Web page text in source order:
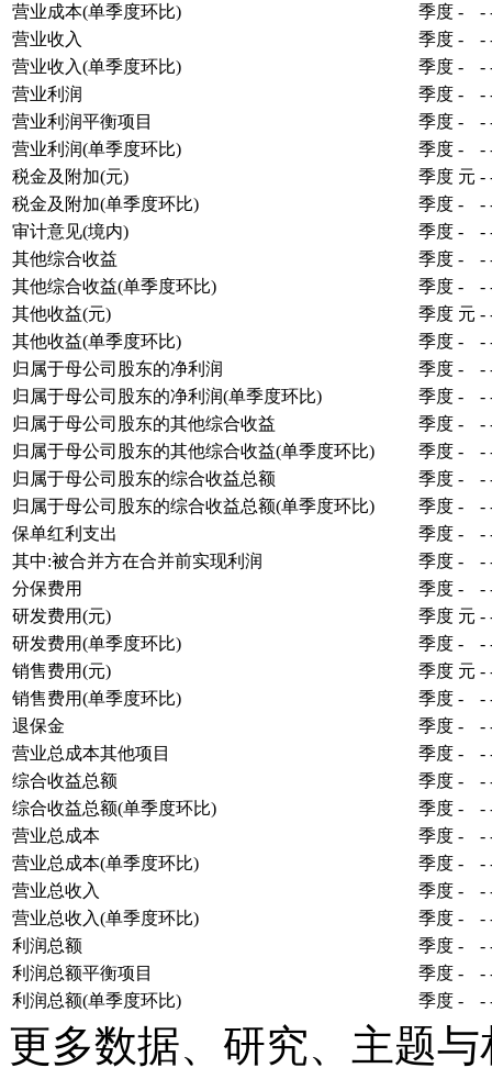
营业成本(单季度环比) 季度 - -
营业收入
季度 - -
营业收入(单季度环比)
季度 - -
营业利润
季度 - -
营业利润平衡项目
季度 - -
营业利润(单季度环比)
季度 - -
税金及附加(元)
季度 元 -
税金及附加(单季度环比)
季度 - -
审计意见(境内)
季度 - -
其他综合收益
季度 - -
其他综合收益(单季度环比)
季度 - -
其他收益(元)
季度 元 -
其他收益(单季度环比)
季度 - -
归属于母公司股东的净利润
季度 - -
归属于母公司股东的净利润(单季度环比)
季度 - -
归属于母公司股东的其他综合收益
季度 - -
归属于母公司股东的其他综合收益(单季度环比)
季度 - -
归属于母公司股东的综合收益总额
季度 - -
归属于母公司股东的综合收益总额(单季度环比)
季度 - -
保单红利支出
季度 - -
其中:被合并方在合并前实现利润
季度 - -
分保费用
季度 - -
研发费用(元)
季度 元 -
研发费用(单季度环比)
季度 - -
销售费用(元)
季度 元 -
销售费用(单季度环比)
季度 - -
退保金
季度 - -
营业总成本其他项目
季度 - -
综合收益总额
季度 - -
综合收益总额(单季度环比)
季度 - -
营业总成本
季度 - -
营业总成本(单季度环比)
季度 - -
营业总收入
季度 - -
营业总收入(单季度环比)
季度 - -
利润总额
季度 - -
利润总额平衡项目
季度 - -
利润总额(单季度环比)
季度 - -
更多数据、研究、主题